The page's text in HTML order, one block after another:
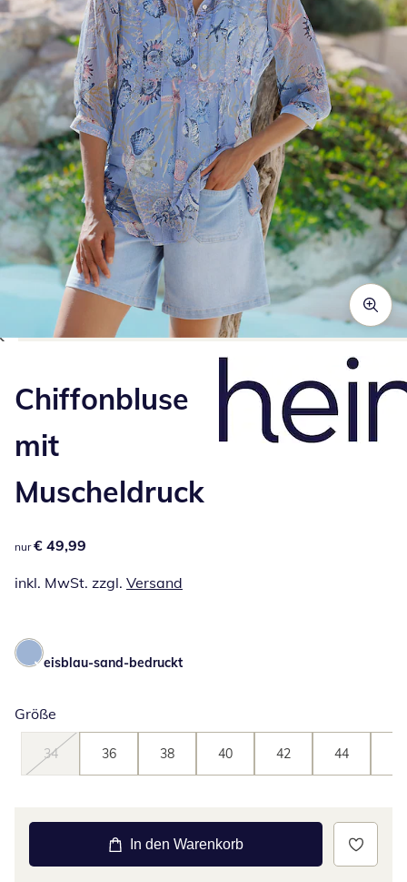
Chiffonbluse
mit
Muscheldruck
€ 49,99
nur € 49,99
inkl. MwSt. zzgl. Versand
eisblau-sand-bedruckt
Größe
34 36 38 40 42 44
In den Warenkorb